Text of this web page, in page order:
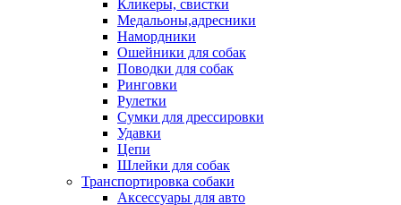
Кликеры, свистки
Медальоны,адресники
Намордники
Ошейники для собак
Поводки для собак
Ринговки
Рулетки
Сумки для дрессировки
Удавки
Цепи
Шлейки для собак
Транспортировка собаки
Аксессуары для авто